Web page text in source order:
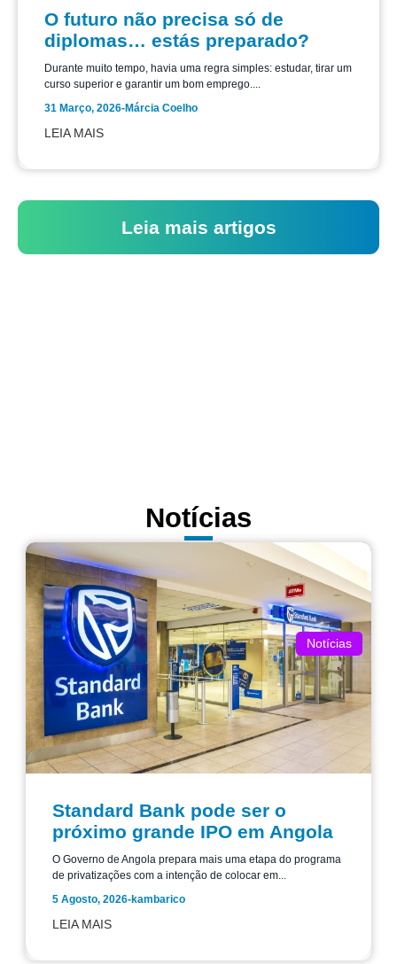
O futuro não precisa só de
diplomas… estás preparado?
Durante muito tempo, havia uma regra simples: estudar, tirar um
curso superior e garantir um bom emprego....
31 Março, 2026-Márcia Coelho
LEIA MAIS
Leia mais artigos
Notícias
Notícias
Standard Bank pode ser o
próximo grande IPO em Angola
O Governo de Angola prepara mais uma etapa do programa
de privatizações com a intenção de colocar em...
5 Agosto, 2026-kambarico
LEIA MAIS